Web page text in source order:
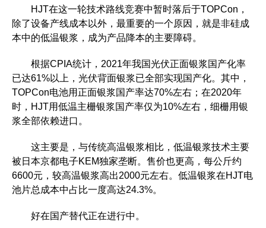
HJT在这一轮技术路线竞赛中暂时落后于TOPCon，
除了设备产线成本以外，最重要的一个原因，就是非硅成
本中的低温银浆，成为产品降本的主要障碍。
根据CPIA统计，2021年我国光伏正面银浆国产化率
已达61%以上，光伏背面银浆已全部实现国产化。其中，
TOPCon电池用正面银浆国产率达70%左右；在2020年
时，HJT用低温主栅银浆国产率仅为10%左右，细栅用银
浆全部依赖进口。
这主要是，与传统高温银浆相比，低温银浆技术主要
被日本京都电子KEM独家垄断。售价也更高，每公斤约
6600元，较高温银浆高出2000元左右。低温银浆在HJT电
池片总成本中占比一度高达24.3%。
好在国产替代正在进行中。